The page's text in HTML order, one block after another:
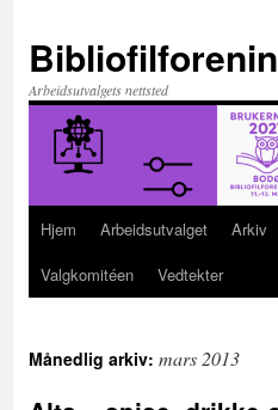
innhold
Arbeidsutvalgets nettsted
Hjem Arbeidsutvalget Arkiv
Valgkomitéen
Vedtekter
Månedlig arkiv: mars 2013